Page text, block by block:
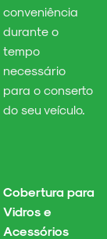
conveniência
durante o
tempo
necessário
para o conserto
do seu veículo.
Cobertura para
Vidros e
Acessórios